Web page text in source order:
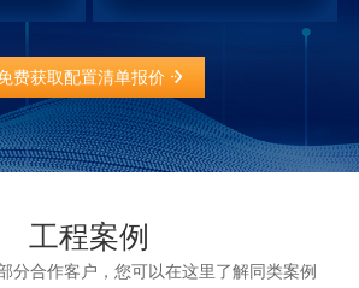
费获取配置清单报价
工程案例
分合作客户，您可以在这里了解同类案例